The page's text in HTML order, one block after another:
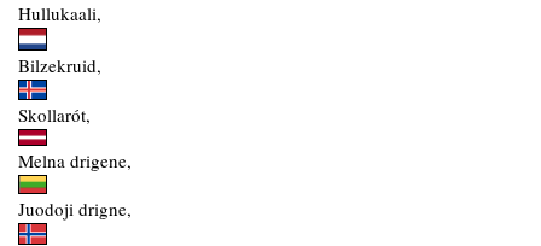
Hullukaali,
Bilzekruid,
Skollarót,
Melna drigene,
Juodoji drigne,